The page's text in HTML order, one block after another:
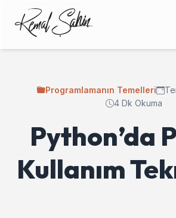
Programlamanın Temelleri
4 Dk Okuma
Python’da
Kullanım